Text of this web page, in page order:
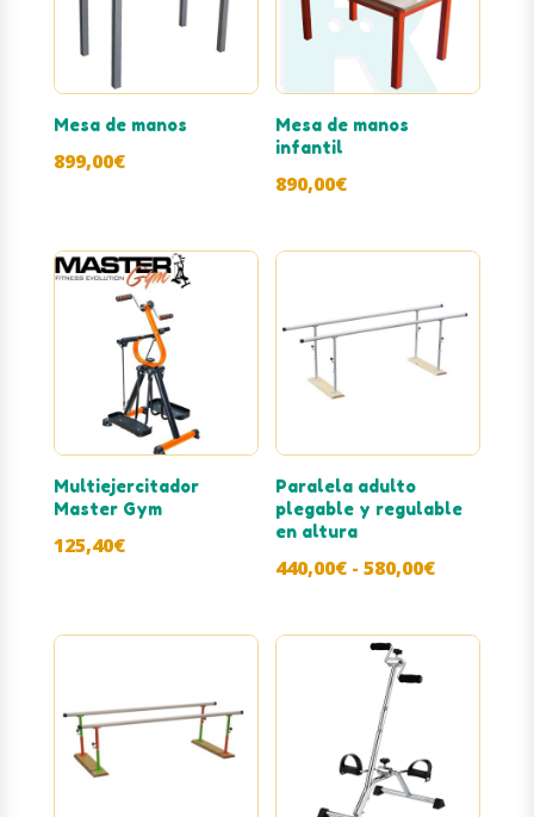
Mesa de manos
899,00€
Mesa de manos
infantil
890,00€
Multiejercitador
Master Gym
125,40€
Paralela adulto
plegable y regulable
en altura
440,00€ - 580,00€Rango
precios: